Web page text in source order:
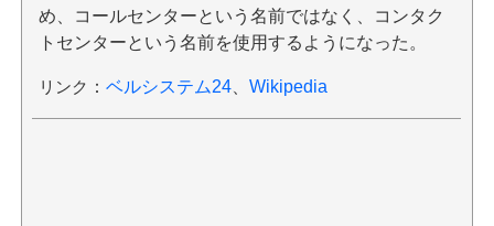
め、コールセンターという名前ではなく、コンタク
トセンターという名前を使用するようになった。
リンク ： ベルシステム24、 Wikipedia